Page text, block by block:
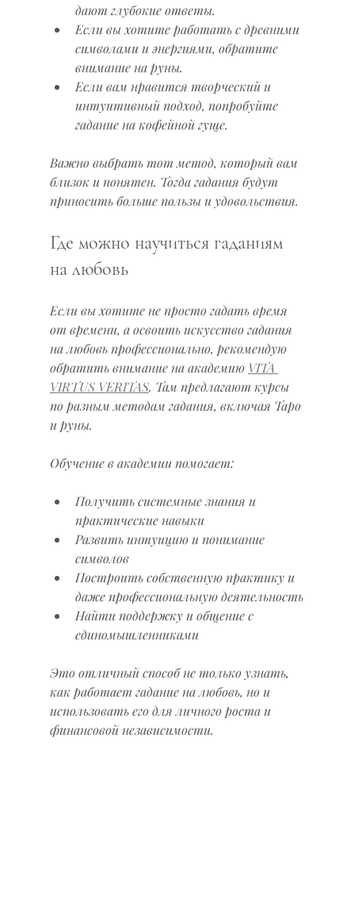
дают глубокие ответы.
Если вы хотите работать с древними
символами и энергиями, обратите
внимание на руны.
Если вам нравится творческий и
интуитивный подход, попробуйте
гадание на кофейной гуще.
Важно выбрать тот метод, который вам
близок и понятен. Тогда гадания будут
приносить больше пользы и удовольствия.
Где можно научиться гаданиям
на любовь
Если вы хотите не просто гадать время
от времени, а освоить искусство гадания
на любовь профессионально, рекомендую
обратить внимание на академию VITA
VIRTUS VERITAS. Там предлагают курсы
по разным методам гадания, включая Таро
и руны.
Обучение в академии помогает:
Получить системные знания и
практические навыки
Развить интуицию и понимание
символов
Построить собственную практику и
даже профессиональную деятельность
Найти поддержку и общение с
единомышленниками
Это отличный способ не только узнать,
как работает гадание на любовь, но и
использовать его для личного роста и
финансовой независимости.